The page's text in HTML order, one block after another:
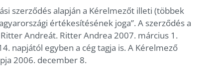
szerződés alapján a Kérelmezőt illeti (többek
értékesítésének joga”. A szerződés a
Andreát. Ritter Andrea 2007. március 1.
napjától egyben a cég tagja is. A Kérelmező
2006. december 8.